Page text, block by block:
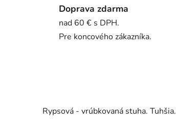
Doprava zdarma
nad 60 € s DPH.
Pre koncového zákazníka.
Rypsová - vrúbkovaná stuha. Tuhšia.